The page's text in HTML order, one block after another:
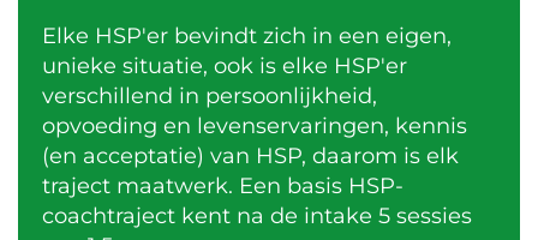
Elke HSP'er bevindt zich in een eigen,
unieke situatie, ook is elke HSP'er
verschillend in persoonlijkheid,
opvoeding en levenservaringen, kennis
(en acceptatie) van HSP, daarom is elk
traject maatwerk. Een basis HSP-
coachtraject kent na de intake 5 sessies